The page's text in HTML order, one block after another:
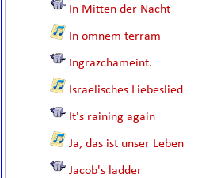
In Mitten der Nacht
In omnem terram
Ingrazchameint.
Israelisches Liebeslied
It's raining again
Ja, das ist unser Leben
Jacob's ladder